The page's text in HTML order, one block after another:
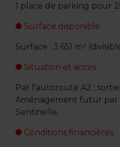
1 place de parking pour
Surface disponible
Surface : 3 651 m²
Situation et accès
Par l'autoroute A2 :
Aménagement futur par
Sentinelle.
Conditions financières